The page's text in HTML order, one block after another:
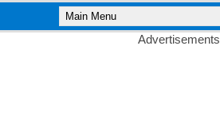
Advertisements